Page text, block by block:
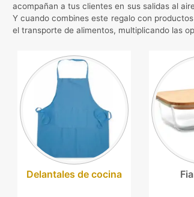
acompañan a tus clientes en sus salidas al
Y cuando combines este regalo con
el transporte de alimentos, multiplicando las
Delantales de cocina